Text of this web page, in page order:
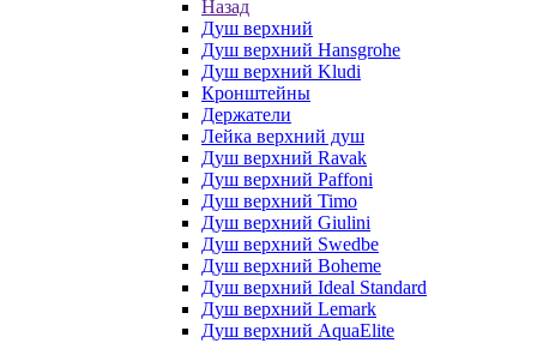
Назад
Душ верхний
Душ верхний Hansgrohe
Душ верхний Kludi
Кронштейны
Держатели
Лейка верхний душ
Душ верхний Ravak
Душ верхний Paffoni
Душ верхний Timo
Душ верхний Giulini
Душ верхний Swedbe
Душ верхний Boheme
Душ верхний Ideal Standard
Душ верхний Lemark
Душ верхний AquaElite